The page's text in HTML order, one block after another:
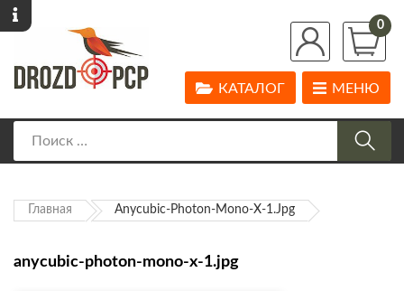
0
МЕНЮ
КАТАЛОГ
Главная Anycubic-Photon-Mono-X-1.jpg
anycubic-photon-mono-x-1.jpg